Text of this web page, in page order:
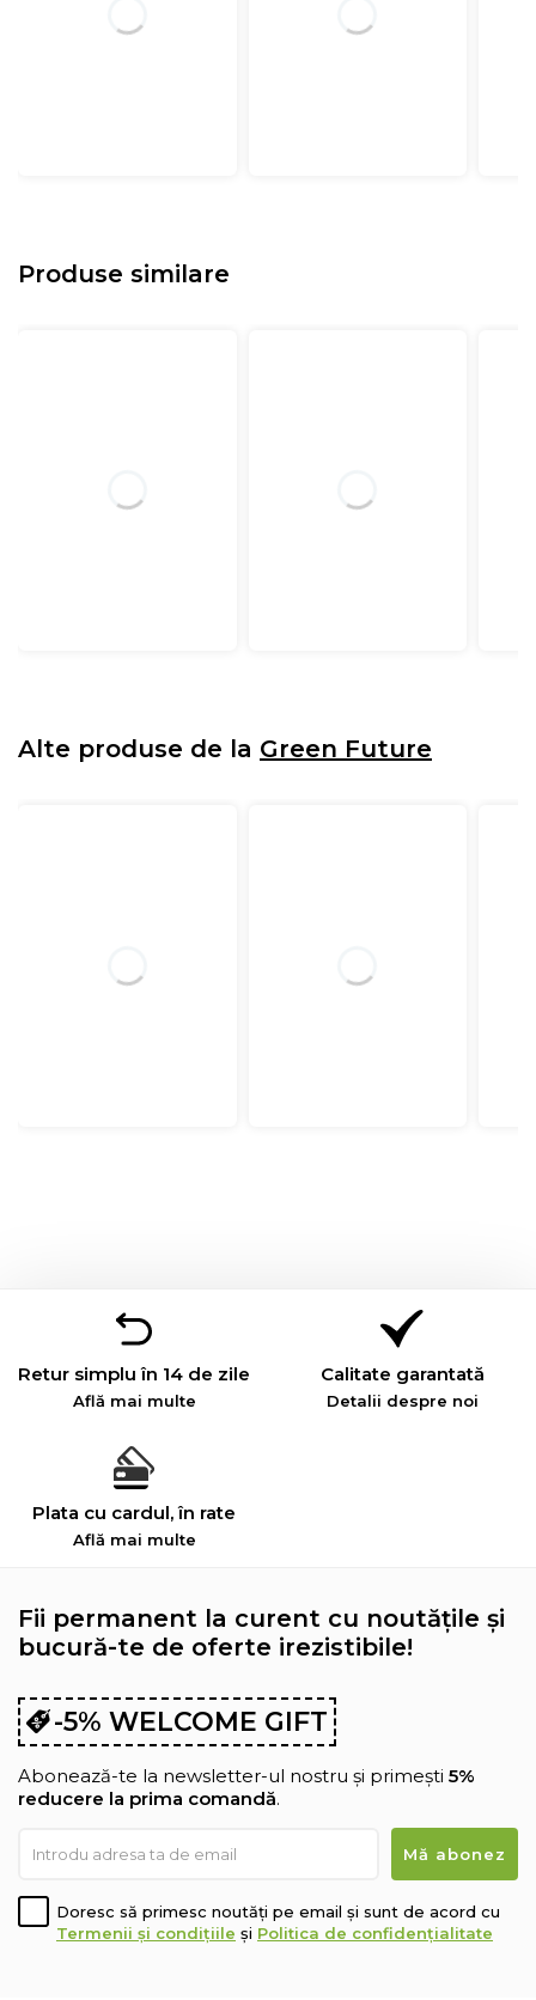
• Fibre de bumbac si fibre siliconice
recomandam deschiderea/derularea imediat dupa
Produse similare
Alte produse de la Green Future
Retur simplu în 14 de zile
Află mai multe
Calitate garantată
Detalii despre noi
Plata cu cardul, în rate
Află mai multe
Fii permanent la curent cu noutățile și
bucură-te de oferte irezistibile!
-5% WELCOME GIFT
Abonează-te la newsletter-ul nostru și primești 5%
reducere la prima comandă.
Doresc să primesc noutăți pe email și sunt de acord cu
Termenii și condițiile și Politica de confidențialitate